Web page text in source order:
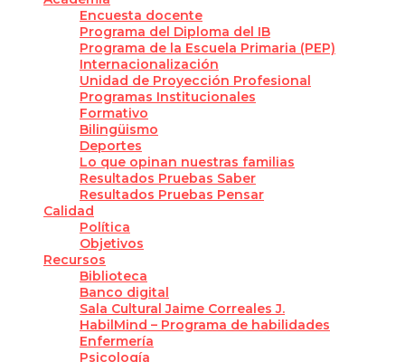
Encuesta docente
Programa del Diploma del IB
Programa de la Escuela Primaria (PEP)
Internacionalización
Unidad de Proyección Profesional
Programas Institucionales
Formativo
Bilingüismo
Deportes
Lo que opinan nuestras familias
Resultados Pruebas Saber
Resultados Pruebas Pensar
Calidad
Política
Objetivos
Recursos
Biblioteca
Banco digital
Sala Cultural Jaime Correales J.
HabilMind – Programa de habilidades
Enfermería
Psicología